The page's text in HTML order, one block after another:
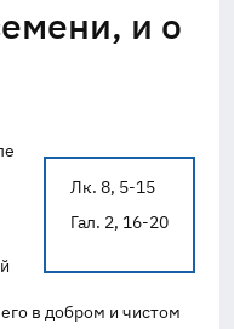
и о
Лк. 8, 5-15
Гал. 2, 16-20
в добром и чистом